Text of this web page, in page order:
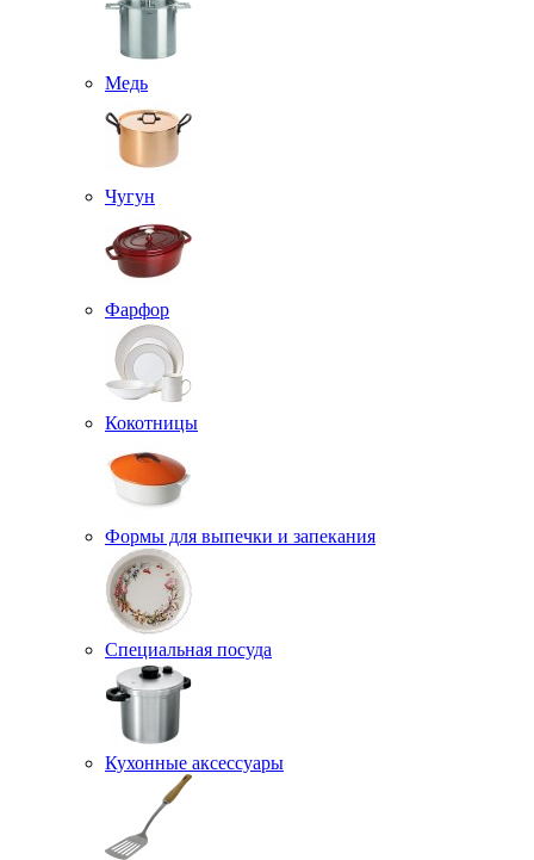
Медь
Чугун
Фарфор
Кокотницы
Формы для выпечки и запекания
Специальная посуда
Кухонные аксессуары